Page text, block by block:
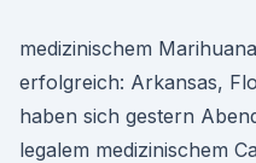
medizinischem
erfolgreich: Arkansas,
haben sich gestern
legalem medizinischem